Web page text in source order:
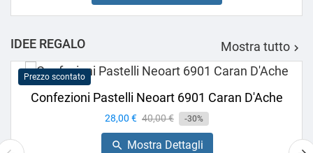
IDEE REGALO Mostra tutto 
Prezzo scontato
Confezioni Pastelli Neoart 6901 Caran D'Ache
Prezzo
28,00 € Prezzo
base
40,00 € -30%
 Mostra Dettagli